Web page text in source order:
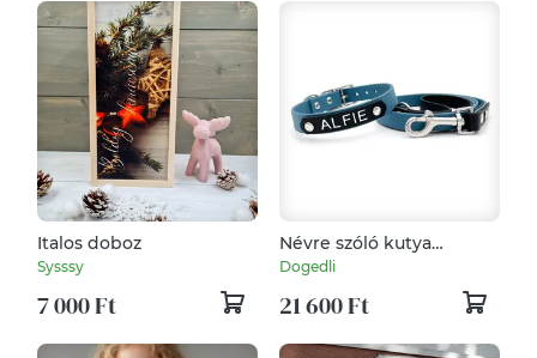
Italos doboz
Sysssy
7 000 Ft
Névre szóló kutya
nyakörv és póráz szett,
színes vízálló BioThane
hevederből,
rozsdamentes acél vagy
réz kapocs
Dogedli
21 600 Ft